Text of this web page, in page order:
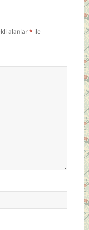
alanlar* ile